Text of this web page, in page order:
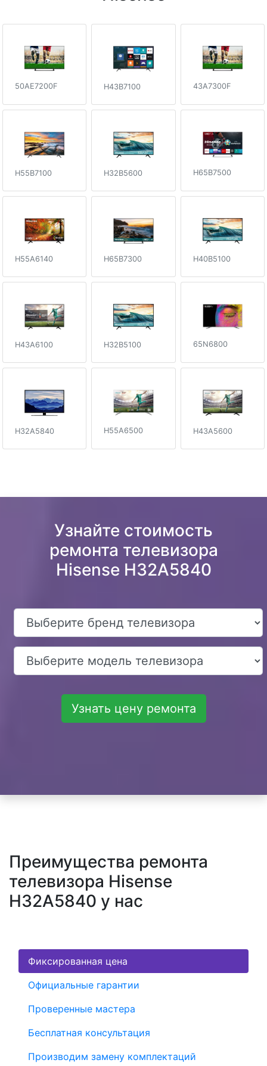
50AE7200F H43B7100 43A7300F
H55B7100 H32B5600 H65B7500
H55A6140 H65B7300 H40B5100
H43A6100 H32B5100 65N6800
H32A5840 H55A6500 H43A5600
Узнайте стоимость
ремонта телевизора
Hisense H32A5840
Узнать цену ремонта
Преимущества ремонта
телевизора Hisense
H32A5840 у нас
Фиксированная цена
Официальные гарантии
Проверенные мастера
Бесплатная консультация
Производим замену комплектаций